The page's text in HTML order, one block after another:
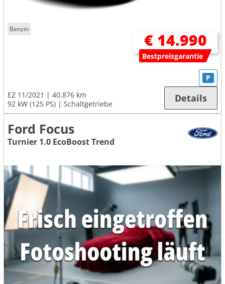
Benzin
€ 14.990
Bestpreisgarantie
EZ 11/2021
40.876 km
92 kW (125 PS)
Schaltgetriebe
P
Details
Ford Focus
Turnier 1.0 EcoBoost Trend